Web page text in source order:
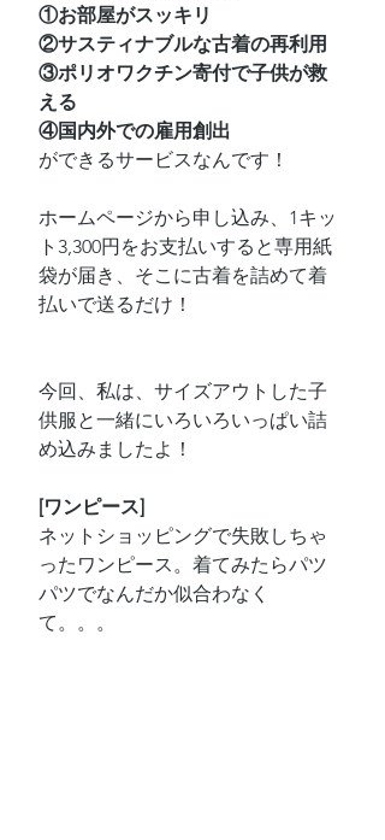
①お部屋がスッキリ
②サスティナブルな古着の再利用
③ポリオワクチン寄付で子供が救
える
④国内外での雇用創出
ができるサービスなんです！
ホームページから申し込み、1キッ
ト3,300円をお支払いすると専用紙
袋が届き、そこに古着を詰めて着
払いで送るだけ！
今回、私は、サイズアウトした子
供服と一緒にいろいろいっぱい詰
め込みましたよ！
[ワンピース]
ネットショッピングで失敗しちゃ
ったワンピース。着てみたらパツ
パツでなんだか似合わなく
て。。。